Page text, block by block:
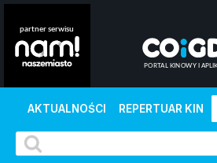
AKTUALNOŚCI REPERTUAR KIN